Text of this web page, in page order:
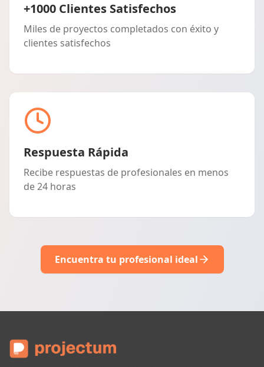
+1000 Clientes Satisfechos
Miles de proyectos completados con éxito y
clientes satisfechos
Respuesta Rápida
Recibe respuestas de profesionales en menos
de 24 horas
Encuentra tu profesional ideal